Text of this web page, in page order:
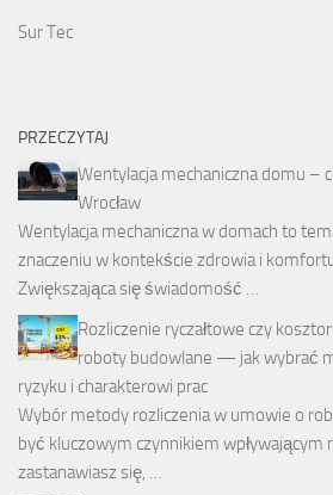
Sur Tec
PRZECZYTAJ
Wentylacja mechaniczna domu –
Wrocław
Wentylacja mechaniczna w domach to
znaczeniu w kontekście zdrowia i
Zwiększająca się świadomość …
Rozliczenie ryczałtowe czy
roboty budowlane — jak wybrać
ryzyku i charakterowi prac
Wybór metody rozliczenia w umowie o
być kluczowym czynnikiem wpływającym
zastanawiasz się, …